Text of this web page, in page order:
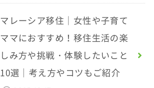
マレーシア移住｜女性や子育て
ママにおすすめ！移住生活の楽
しみ方や挑戦・体験したいこと
10選｜考え方やコツもご紹介